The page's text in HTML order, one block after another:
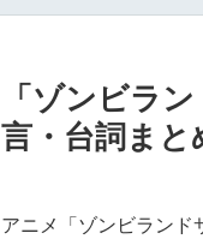
「ゾンビラ
言・台詞まと
アニメ「ゾンビランド